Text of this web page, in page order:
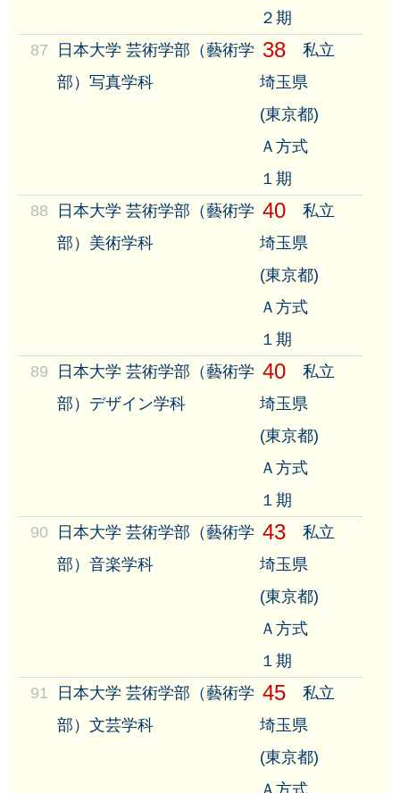
２期
87
日本大学 芸術学部（藝術学
部）写真学科
38
私立
埼玉県
(東京都)
Ａ方式
１期
88
日本大学 芸術学部（藝術学
部）美術学科
40
私立
埼玉県
(東京都)
Ａ方式
１期
89
日本大学 芸術学部（藝術学
部）デザイン学科
40
私立
埼玉県
(東京都)
Ａ方式
１期
90
日本大学 芸術学部（藝術学
部）音楽学科
43
私立
埼玉県
(東京都)
Ａ方式
１期
91
日本大学 芸術学部（藝術学
部）文芸学科
45
私立
埼玉県
(東京都)
Ａ方式